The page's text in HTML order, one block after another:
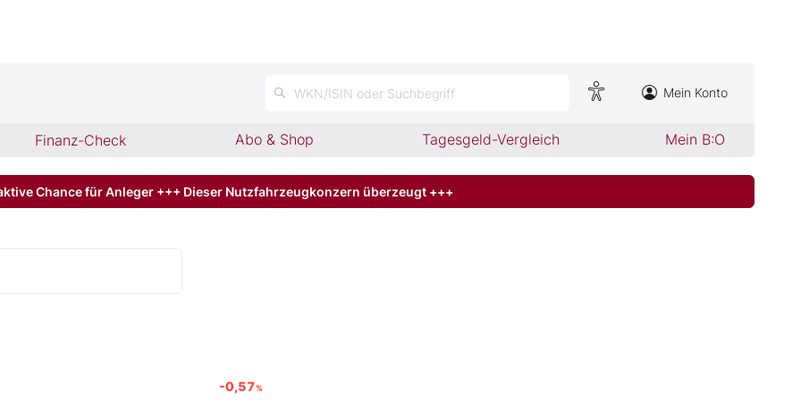
WKN/ISIN oder Suchbegriff Mein Konto
Finanz-Check Abo & Shop Tagesgeld-Vergleich Mein B:O
Chance für Anleger +++ Dieser Nutzfahrzeugkonzern überzeugt +++
-0,57%